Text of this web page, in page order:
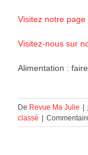
Visitez notre
Visitez-nous sur
Alimentation :
De Revue Ma Julie |
classé |